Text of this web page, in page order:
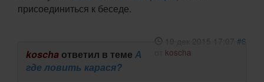
присоединиться к беседе.
19 дек 2015 17:07 #6
koscha
koscha ответил в теме А
где ловить карася?